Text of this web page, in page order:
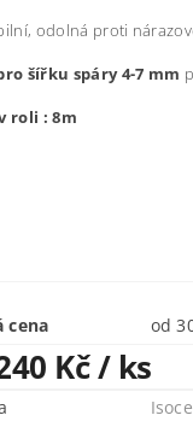
odolná proti
šířku spáry 4-7 mm
roli : 8m
cena od
Kč/ ks